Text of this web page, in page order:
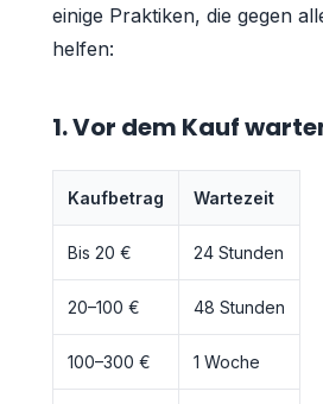
einige Praktiken, die gegen
helfen:
1. Vor dem Kauf
Kaufbetrag Wartezeit
Bis 20 € 24 Stunden
20–100 € 48 Stunden
100–300 € 1 Woche